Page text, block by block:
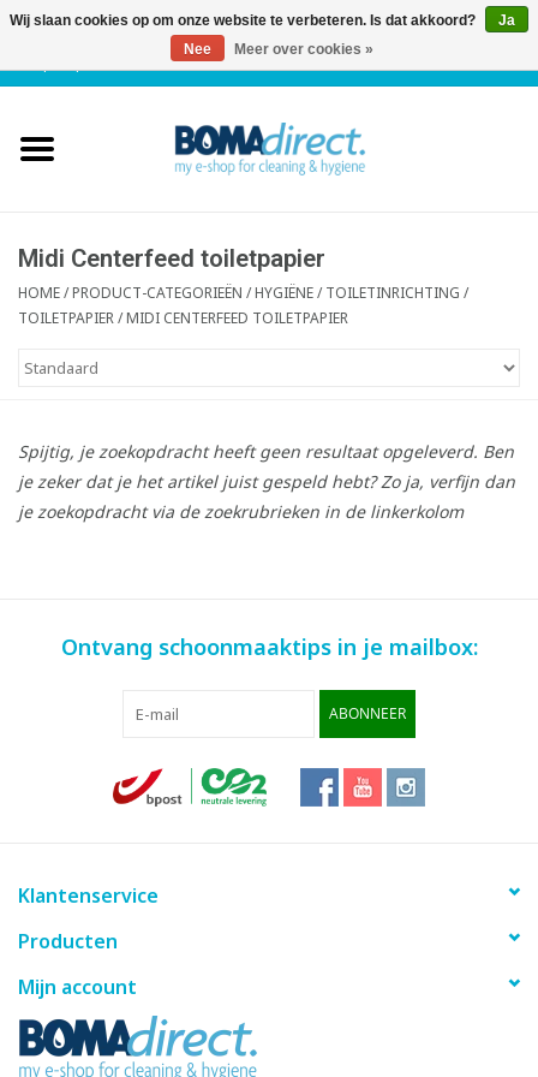
Klantenservice
Blog
Midi Centerfeed toiletpapier
HOME/PRODUCT-CATEGORIEËN /HYGIËNE / TOILETINRICHTING /
TOILETPAPIER/MIDI CENTERFEED TOILETPAPIER
Spijtig, je zoekopdracht heeft geen resultaat opgeleverd. Ben
je zeker dat je het artikel juist gespeld hebt? Zo ja, verfijn dan
je zoekopdracht via de zoekrubrieken in de linkerkolom
Ontvang schoonmaaktips in je mailbox:
ABONNEER
Klantenservice
Producten
Mijn account
Wij slaan cookies op om onze website te verbeteren. Is dat akkoord?
Ja
Nee
Meer over cookies »